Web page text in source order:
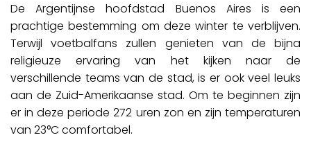
De Argentijnse hoofdstad Buenos Aires is een
prachtige bestemming om deze winter te verblijven.
Terwijl voetbalfans zullen genieten van de bijna
religieuze ervaring van het kijken naar de
verschillende teams van de stad, is er ook veel leuks
aan de Zuid-Amerikaanse stad. Om te beginnen zijn
er in deze periode 272 uren zon en zijn temperaturen
van 23°C comfortabel.